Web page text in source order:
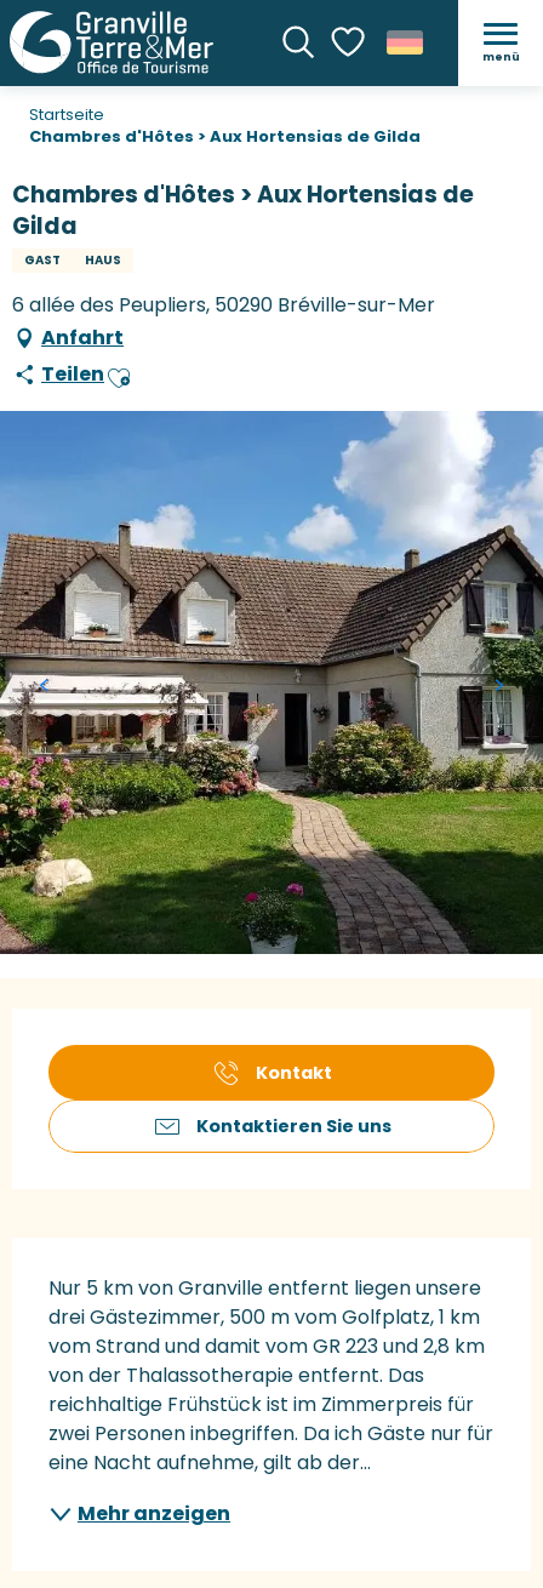
SucheVoir les favoris
menü
Startseite
Chambres d'Hôtes > Aux Hortensias de Gilda
Chambres d'Hôtes > Aux Hortensias de
Gilda
GAST HAUS
6 allée des Peupliers, 50290 Bréville-sur-Mer
Anfahrt
TeilenAjouter aux favoris
Kontakt
Kontaktieren Sie uns
Nur 5 km von Granville entfernt liegen unsere
drei Gästezimmer, 500 m vom Golfplatz, 1 km
vom Strand und damit vom GR 223 und 2,8 km
von der Thalassotherapie entfernt. Das
reichhaltige Frühstück ist im Zimmerpreis für
zwei Personen inbegriffen. Da ich Gäste nur für
eine Nacht aufnehme, gilt ab der...
Mehr anzeigen